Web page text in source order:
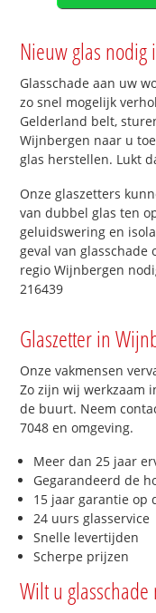
Nieuw glas
Glasschade aan uw
zo snel mogelijk
Gelderland belt,
Wijnbergen naar u
glas herstellen. Lukt
Onze glaszetters
van dubbel glas ten
geluidswering en
geval van
regio Wijnbergen
216439
Glaszetter in
Onze vakmensen
Zo zijn wij werkzaam
de buurt. Neem
7048 en omgeving.
Meer dan 25 jaar
Gegarandeerd de
15 jaar garantie op
24 uurs glasservice
Snelle levertijden
Scherpe prijzen
Wilt u